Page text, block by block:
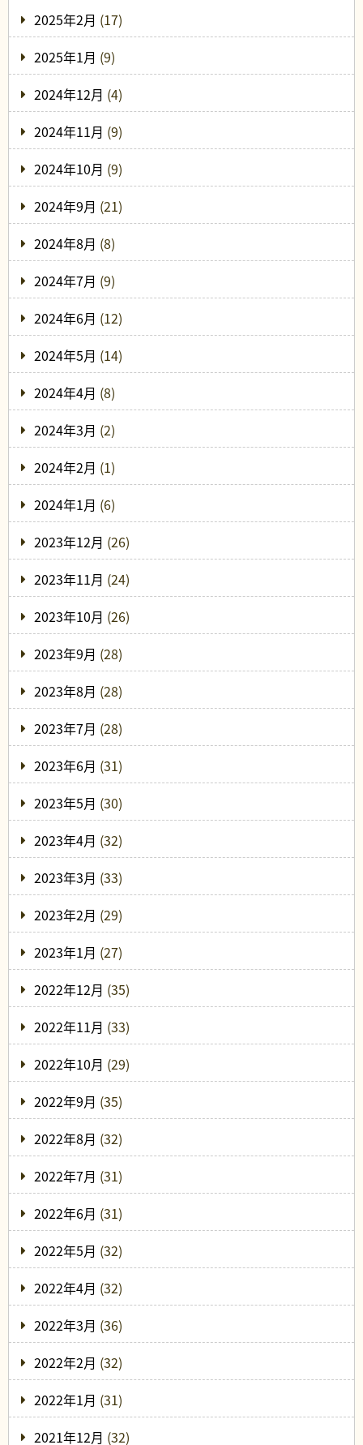
2025年2月 (17)
2025年1月 (9)
2024年12月 (4)
2024年11月 (9)
2024年10月 (9)
2024年9月 (21)
2024年8月 (8)
2024年7月 (9)
2024年6月 (12)
2024年5月 (14)
2024年4月 (8)
2024年3月 (2)
2024年2月 (1)
2024年1月 (6)
2023年12月 (26)
2023年11月 (24)
2023年10月 (26)
2023年9月 (28)
2023年8月 (28)
2023年7月 (28)
2023年6月 (31)
2023年5月 (30)
2023年4月 (32)
2023年3月 (33)
2023年2月 (29)
2023年1月 (27)
2022年12月 (35)
2022年11月 (33)
2022年10月 (29)
2022年9月 (35)
2022年8月 (32)
2022年7月 (31)
2022年6月 (31)
2022年5月 (32)
2022年4月 (32)
2022年3月 (36)
2022年2月 (32)
2022年1月 (31)
2021年12月 (32)